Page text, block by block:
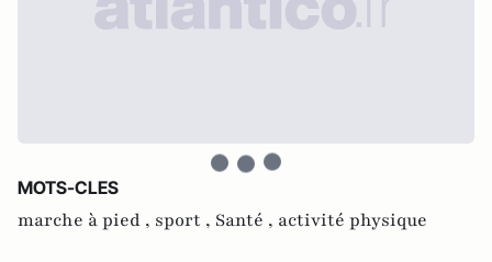
MOTS-CLES
marche à pied , sport , Santé , activité physique